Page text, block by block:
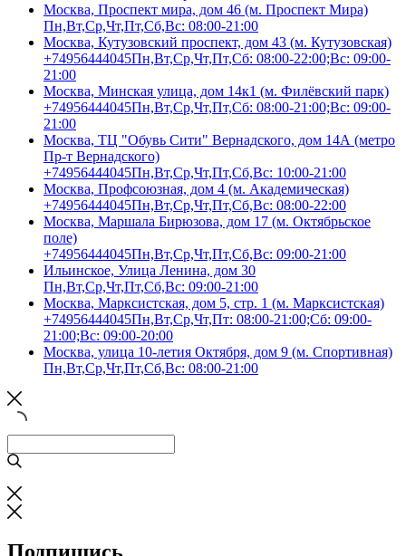
Москва, Проспект мира, дом 46 (м. Проспект Мира)
Пн,Вт,Ср,Чт,Пт,Сб,Вс: 08:00-21:00
Москва, Кутузовский проспект, дом 43 (м. Кутузовская)
+74956444045Пн,Вт,Ср,Чт,Пт,Сб: 08:00-22:00;Вс: 09:00-
21:00
Москва, Минская улица, дом 14к1 (м. Филёвский парк)
+74956444045Пн,Вт,Ср,Чт,Пт,Сб: 08:00-21:00;Вс: 09:00-
21:00
Москва, ТЦ "Обувь Сити" Вернадского, дом 14А (метро
Пр-т Вернадского)
+74956444045Пн,Вт,Ср,Чт,Пт,Сб,Вс: 10:00-21:00
Москва, Профсоюзная, дом 4 (м. Академическая)
+74956444045Пн,Вт,Ср,Чт,Пт,Сб,Вс: 08:00-22:00
Москва, Маршала Бирюзова, дом 17 (м. Октябрьское
поле)
+74956444045Пн,Вт,Ср,Чт,Пт,Сб,Вс: 09:00-21:00
Ильинское, Улица Ленина, дом 30
Пн,Вт,Ср,Чт,Пт,Сб,Вс: 09:00-21:00
Москва, Марксистская, дом 5, стр. 1 (м. Марксистская)
+74956444045Пн,Вт,Ср,Чт,Пт: 08:00-21:00;Сб: 09:00-
21:00;Вс: 09:00-20:00
Москва, улица 10-летия Октября, дом 9 (м. Спортивная)
Пн,Вт,Ср,Чт,Пт,Сб,Вс: 08:00-21:00